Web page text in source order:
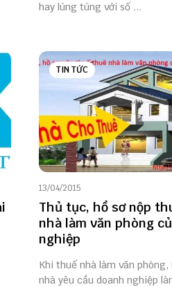
hay lúng túng với số ...
TIN TỨC
13/04/2015
Thủ tục, hồ sơ nộp
nhà làm văn phòng
nghiệp
Khi thuế nhà làm văn phòng,
nhà yêu cầu doanh nghiệp